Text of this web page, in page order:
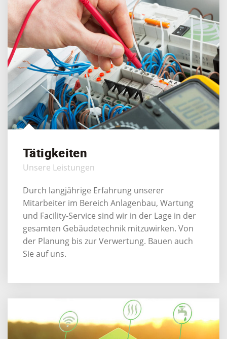
Tätigkeiten
Unsere Leistungen
Durch langjährige Erfahrung unserer
Mitarbeiter im Bereich Anlagenbau, Wartung
und Facility-Service sind wir in der Lage in der
gesamten Gebäudetechnik mitzuwirken. Von
der Planung bis zur Verwertung. Bauen auch
Sie auf uns.